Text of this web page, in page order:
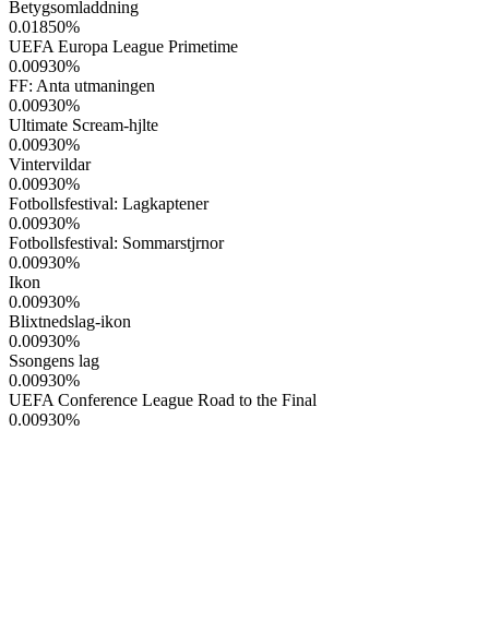
Betygsomladdning
0.01850%
UEFA Europa League Primetime
0.00930%
FF: Anta utmaningen
0.00930%
Ultimate Scream-hjlte
0.00930%
Vintervildar
0.00930%
Fotbollsfestival: Lagkaptener
0.00930%
Fotbollsfestival: Sommarstjrnor
0.00930%
Ikon
0.00930%
Blixtnedslag-ikon
0.00930%
Ssongens lag
0.00930%
UEFA Conference League Road to the Final
0.00930%